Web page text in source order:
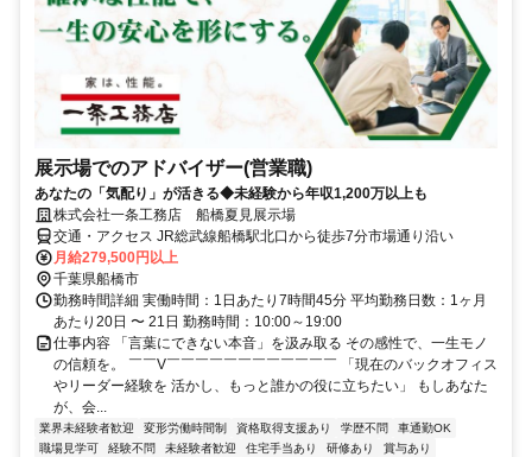
展示場でのアドバイザー(営業職)
あなたの「気配り」が活きる◆未経験から年収1,200万以上も
株式会社一条工務店 船橋夏見展示場
交通・アクセス JR総武線船橋駅北口から徒歩7分市場通り沿い
月給279,500円以上
千葉県船橋市
勤務時間詳細 実働時間：1日あたり7時間45分 平均勤務日数：1ヶ月
あたり20日 〜 21日 勤務時間：10:00～19:00
仕事内容 「言葉にできない本音」を汲み取る その感性で、一生モノ
の信頼を。 ￣￣V￣￣￣￣￣￣￣￣￣￣￣￣ 「現在のバックオフィス
やリーダー経験を 活かし、もっと誰かの役に立ちたい」 もしあなた
が、会...
業界未経験者歓迎 変形労働時間制 資格取得支援あり 学歴不問
車通勤OK
職場見学可
経験不問 未経験者歓迎 住宅手当あり 研修あり
賞与あり